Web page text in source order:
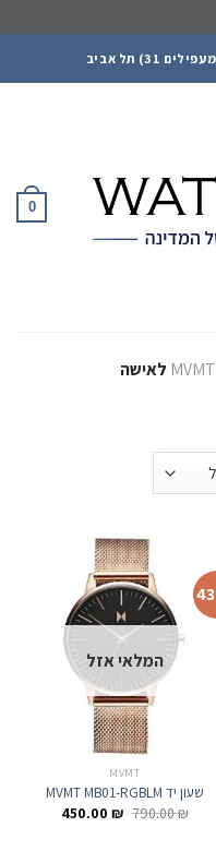
0
MVMT
המלאי אזל
MVMT
שעון יד MVMT MB01-RGBLM
790.00₪ המחיר
450.00₪ המחיר